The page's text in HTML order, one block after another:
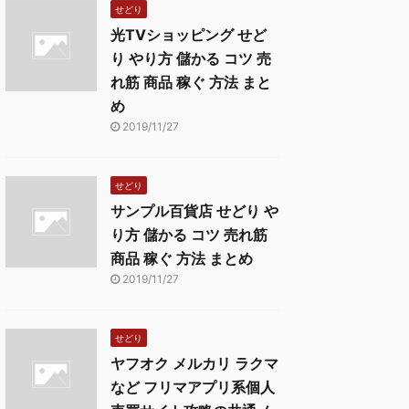
せどり
光TVショッピング せど
り やり方 儲かる コツ 売
れ筋 商品 稼ぐ 方法 まと
め
2019/11/27
せどり
サンプル百貨店 せどり や
り方 儲かる コツ 売れ筋
商品 稼ぐ 方法 まとめ
2019/11/27
せどり
ヤフオク メルカリ ラクマ
など フリマアプリ系個人